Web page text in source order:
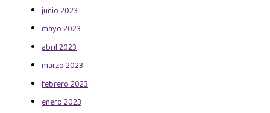
junio 2023
mayo 2023
abril 2023
marzo 2023
febrero 2023
enero 2023